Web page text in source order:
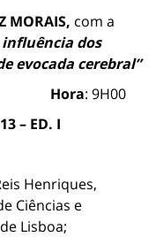
MORAIS, com a
influência dos
evocada cerebral”
Hora: 9H00
– ED. I
Henriques,
Ciências e
Lisboa;